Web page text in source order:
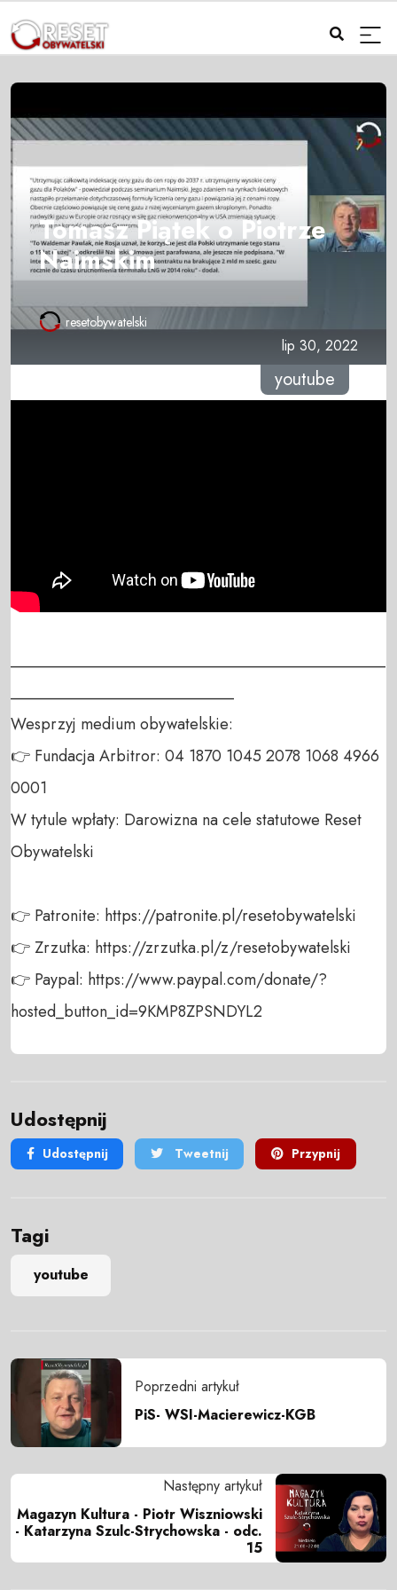
Tomasz Piątek o Piotrze
Naimskim
resetobywatelski
lip 30, 2022
youtube
_______________________________________________
____________________________
Wesprzyj medium obywatelskie:
👉 Fundacja Arbitror: 04 1870 1045 2078 1068 4966
0001
W tytule wpłaty: Darowizna na cele statutowe Reset
Obywatelski
👉 Patronite: https://patronite.pl/resetobywatelski
👉 Zrzutka: https://zrzutka.pl/z/resetobywatelski
👉 Paypal: https://www.paypal.com/donate/?
hosted_button_id=9KMP8ZPSNDYL2
Udostępnij
Udostępnij Tweetnij Przypnij
Tagi
youtube
Poprzedni artykuł
PiS- WSI-Macierewicz-KGB
Następny artykuł
Magazyn Kultura - Piotr Wiszniowski
- Katarzyna Szulc-Strychowska - odc.
15